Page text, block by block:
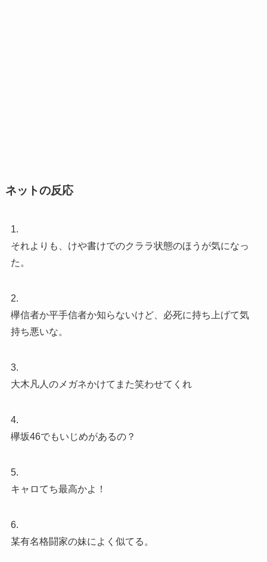
ネットの反応
1.
それよりも、けや書けでのクララ状態のほうが気になっ
た。
2.
欅信者か平手信者か知らないけど、必死に持ち上げて気
持ち悪いな。
3.
大木凡人のメガネかけてまた笑わせてくれ
4.
欅坂46でもいじめがあるの？
5.
キャロてち最高かよ！
6.
某有名格闘家の妹によく似てる。